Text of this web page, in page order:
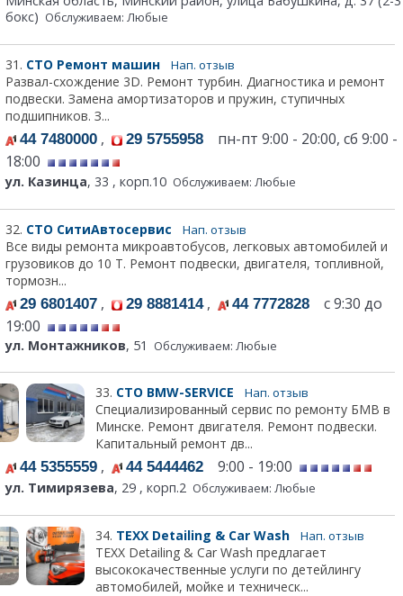
бокс) Обслуживаем: Любые
31. СТО Ремонт машин Нап. отзыв
Развал-схождение 3D. Ремонт турбин. Диагностика и ремонт
подвески. Замена амортизаторов и пружин, ступичных
подшипников. З...
44 7480000 , 29 5755958 пн-пт 9:00 - 20:00, сб 9:00 -
18:00
ул. Казинца, 33 , корп.10 Обслуживаем: Любые
32. СТО СитиАвтосервис Нап. отзыв
Все виды ремонта микроавтобусов, легковых автомобилей и
грузовиков до 10 Т. Ремонт подвески, двигателя, топливной,
тормозн...
29 6801407 , 29 8881414, 44 7772828 с 9:30 до
19:00
ул. Монтажников, 51 Обслуживаем: Любые
33. СТО BMW-SERVICE Нап. отзыв
Специализированный сервис по ремонту БМВ в
Минске. Ремонт двигателя. Ремонт подвески.
Капитальный ремонт дв...
44 5355559 , 44 5444462 9:00 - 19:00
ул. Тимирязева, 29 , корп.2 Обслуживаем: Любые
34. TEXX Detailing & Car Wash Нап. отзыв
TEXX Detailing & Car Wash предлагает
высококачественные услуги по детейлингу
автомобилей, мойке и техническ...